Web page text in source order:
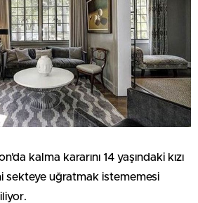
kalma kararını 14 yaşındaki kızı
sekteye uğratmak istememesi